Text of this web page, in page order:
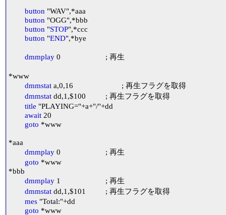
button "WAV",*aaa
button "OGG",*bbb
button "STOP",*ccc
button "END",*bye
dmmplay 0			; 再生
*www
dmmstat a,0,16			; 再生フラグを取得
dmmstat dd,1,$100		; 再生フラグを取得
title "PLAYING="+a+"/"+dd
await 20
goto *www
*aaa
dmmplay 0			; 再生
goto *www
*bbb
dmmplay 1			; 再生
dmmstat dd,1,$101		; 再生フラグを取得
mes "Total:"+dd
goto *www